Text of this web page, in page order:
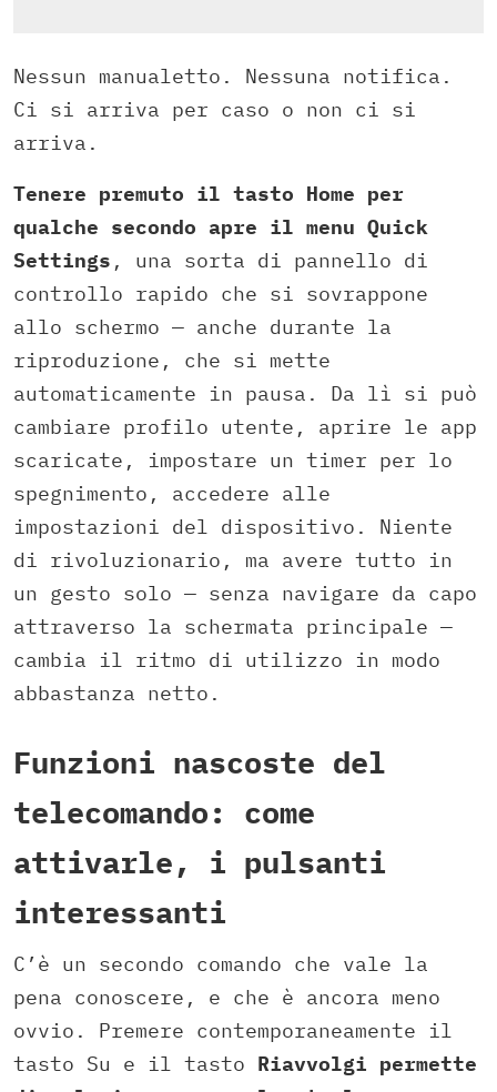
Nessun manualetto. Nessuna notifica.
Ci si arriva per caso o non ci si
arriva.
Tenere premuto il tasto Home per
qualche secondo apre il menu Quick
Settings , una sorta di pannello di
controllo rapido che si sovrappone
allo schermo — anche durante la
riproduzione, che si mette
automaticamente in pausa. Da lì si può
cambiare profilo utente, aprire le app
scaricate, impostare un timer per lo
spegnimento, accedere alle
impostazioni del dispositivo. Niente
di rivoluzionario, ma avere tutto in
un gesto solo — senza navigare da capo
attraverso la schermata principale —
cambia il ritmo di utilizzo in modo
abbastanza netto.
Funzioni nascoste del
telecomando: come
attivarle, i pulsanti
interessanti
C’è un secondo comando che vale la
pena conoscere, e che è ancora meno
ovvio. Premere contemporaneamente il
tasto Su e il tasto Riavvolgi permette